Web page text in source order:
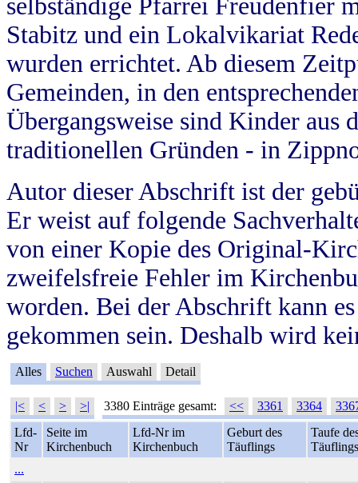
selbständige Pfarrei Freudenfier
Stabitz und ein Lokalvikariat
wurden errichtet. Ab diesem
Gemeinden, in den
Übergangsweise sind Kinder aus
traditionellen Gründen - in
Autor dieser Abschrift ist der
Er weist auf folgende
von einer Kopie des Original-
zweifelsfreie Fehler im
worden. Bei der Abschrift kann
gekommen sein. Deshalb wird
Alles Suchen Auswahl Detail
|< < > >| 3380 Einträge gesamt: << 3361 3364
Lfd-
Nr
Seite im
Kirchenbuch
Lfd-Nr im
Kirchenbuch
Geburt des
Täuflings
Taufe
Täuflings
...